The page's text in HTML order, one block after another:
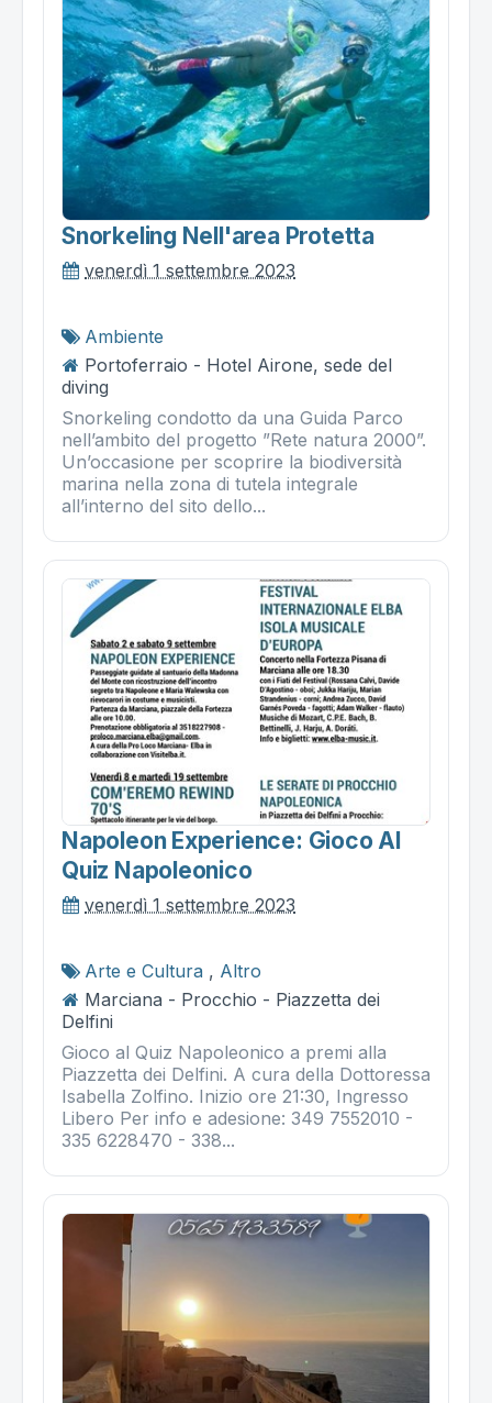
Snorkeling Nell'area Protetta
venerdì 1 settembre 2023
Ambiente
Portoferraio - Hotel Airone, sede del
diving
Snorkeling condotto da una Guida Parco
nell’ambito del progetto ”Rete natura 2000”.
Un’occasione per scoprire la biodiversità
marina nella zona di tutela integrale
all’interno del sito dello...
Napoleon Experience: Gioco Al
Quiz Napoleonico
venerdì 1 settembre 2023
Arte e Cultura , Altro
Marciana - Procchio - Piazzetta dei
Delfini
Gioco al Quiz Napoleonico a premi alla
Piazzetta dei Delfini. A cura della Dottoressa
Isabella Zolfino. Inizio ore 21:30, Ingresso
Libero Per info e adesione: 349 7552010 -
335 6228470 - 338...